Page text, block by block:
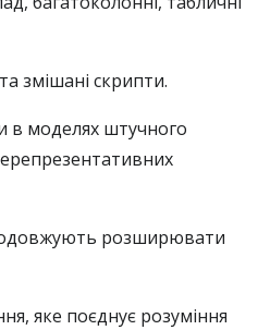
змішані скрипти.
в моделях штучного
розширювати
яке поєднує розуміння